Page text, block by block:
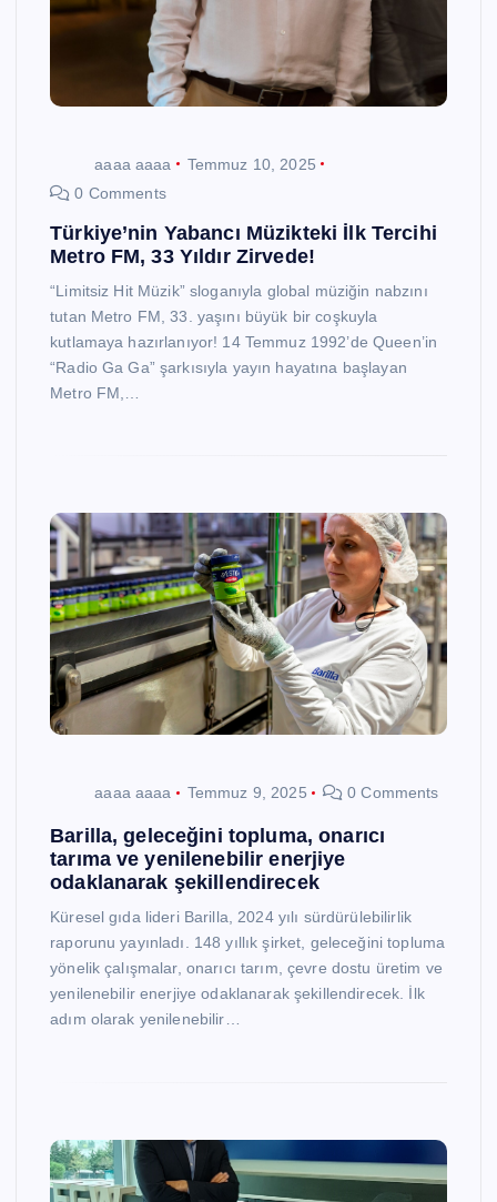
aaaa aaaa
Temmuz 10, 2025
0 Comments
Türkiye’nin Yabancı Müzikteki İlk Tercihi
Metro FM, 33 Yıldır Zirvede!
“Limitsiz Hit Müzik” sloganıyla global müziğin nabzını
tutan Metro FM, 33. yaşını büyük bir coşkuyla
kutlamaya hazırlanıyor! 14 Temmuz 1992’de Queen’in
“Radio Ga Ga” şarkısıyla yayın hayatına başlayan
Metro FM,…
aaaa aaaa Temmuz 9, 2025 0 Comments
Barilla, geleceğini topluma, onarıcı
tarıma ve yenilenebilir enerjiye
odaklanarak şekillendirecek
Küresel gıda lideri Barilla, 2024 yılı sürdürülebilirlik
raporunu yayınladı. 148 yıllık şirket, geleceğini topluma
yönelik çalışmalar, onarıcı tarım, çevre dostu üretim ve
yenilenebilir enerjiye odaklanarak şekillendirecek. İlk
adım olarak yenilenebilir…